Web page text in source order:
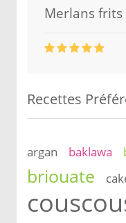
Merlans
Recettes
argan baklawa
briouate